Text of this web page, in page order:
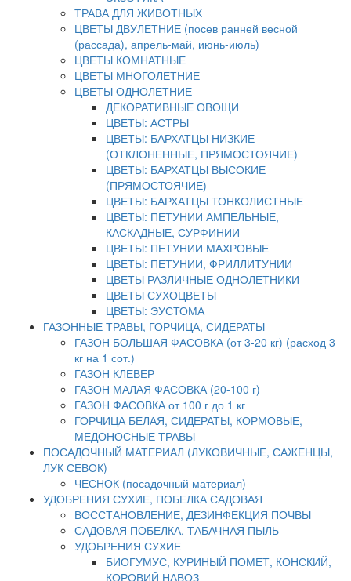
ТРАВА ДЛЯ ЖИВОТНЫХ
ЦВЕТЫ ДВУЛЕТНИЕ (посев ранней весной
(рассада), апрель-май, июнь-июль)
ЦВЕТЫ КОМНАТНЫЕ
ЦВЕТЫ МНОГОЛЕТНИЕ
ЦВЕТЫ ОДНОЛЕТНИЕ
ДЕКОРАТИВНЫЕ ОВОЩИ
ЦВЕТЫ: АСТРЫ
ЦВЕТЫ: БАРХАТЦЫ НИЗКИЕ
(ОТКЛОНЕННЫЕ, ПРЯМОСТОЯЧИЕ)
ЦВЕТЫ: БАРХАТЦЫ ВЫСОКИЕ
(ПРЯМОСТОЯЧИЕ)
ЦВЕТЫ: БАРХАТЦЫ ТОНКОЛИСТНЫЕ
ЦВЕТЫ: ПЕТУНИИ АМПЕЛЬНЫЕ,
КАСКАДНЫЕ, СУРФИНИИ
ЦВЕТЫ: ПЕТУНИИ МАХРОВЫЕ
ЦВЕТЫ: ПЕТУНИИ, ФРИЛЛИТУНИИ
ЦВЕТЫ РАЗЛИЧНЫЕ ОДНОЛЕТНИКИ
ЦВЕТЫ СУХОЦВЕТЫ
ЦВЕТЫ: ЭУСТОМА
ГАЗОННЫЕ ТРАВЫ, ГОРЧИЦА, СИДЕРАТЫ
ГАЗОН БОЛЬШАЯ ФАСОВКА (от 3-20 кг) (расход 3
кг на 1 сот.)
ГАЗОН КЛЕВЕР
ГАЗОН МАЛАЯ ФАСОВКА (20-100 г)
ГАЗОН ФАСОВКА от 100 г до 1 кг
ГОРЧИЦА БЕЛАЯ, СИДЕРАТЫ, КОРМОВЫЕ,
МЕДОНОСНЫЕ ТРАВЫ
ПОСАДОЧНЫЙ МАТЕРИАЛ (ЛУКОВИЧНЫЕ, САЖЕНЦЫ,
ЛУК СЕВОК)
ЧЕСНОК (посадочный материал)
УДОБРЕНИЯ СУХИЕ, ПОБЕЛКА САДОВАЯ
ВОССТАНОВЛЕНИЕ, ДЕЗИНФЕКЦИЯ ПОЧВЫ
САДОВАЯ ПОБЕЛКА, ТАБАЧНАЯ ПЫЛЬ
УДОБРЕНИЯ СУХИЕ
БИОГУМУС, КУРИНЫЙ ПОМЕТ, КОНСКИЙ,
КОРОВИЙ НАВОЗ